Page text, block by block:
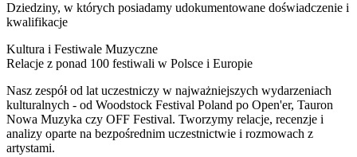
Dziedziny, w których posiadamy udokumentowane doświadczenie i
kwalifikacje
Kultura i Festiwale Muzyczne
Relacje z ponad 100 festiwali w Polsce i Europie
Nasz zespół od lat uczestniczy w najważniejszych wydarzeniach
kulturalnych - od Woodstock Festival Poland po Open'er, Tauron
Nowa Muzyka czy OFF Festival. Tworzymy relacje, recenzje i
analizy oparte na bezpośrednim uczestnictwie i rozmowach z
artystami.